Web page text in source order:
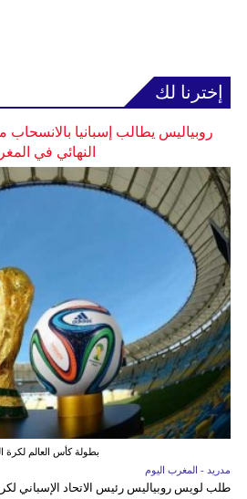
إخترنا لك
روبياليس يطالب إسبانيا بالانسحاب
النهائي في
بطولة كأس العالم لكرة
مدريد - المغرب اليوم
طلب لويس روبياليس رئيس الاتحاد الإسباني